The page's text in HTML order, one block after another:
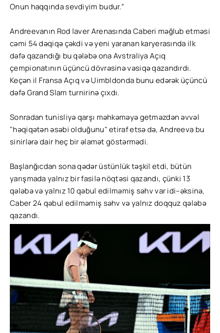
Onun haqqında sevdiyim budur.”
Andreevanın Rod laver Arenasında Caberi məğlub etməsi
cəmi 54 dəqiqə çəkdi və yeni yaranan karyerasında ilk
dəfə qazandığı bu qələbə ona Avstraliya Açıq
çempionatının üçüncü dövrəsinə vəsiqə qazandırdı.
Keçən il Fransa Açıq və Uimbldonda bunu edərək üçüncü
dəfə Grand Slam turnirinə çıxdı.
Sonradan tunisliyə qarşı məhkəməyə getməzdən əvvəl
"həqiqətən əsəbi olduğunu" etiraf etsə də, Andreeva bu
sinirlərə dair heç bir əlamət göstərmədi.
Başlanğıcdan sona qədər üstünlük təşkil etdi, bütün
yarışmada yalnız bir fasilə nöqtəsi qazandı, çünki 13
qələbə və yalnız 10 qəbul edilməmiş səhv var idi–əksinə,
Caber 24 qəbul edilməmiş səhv və yalnız doqquz qələbə
qazandı.